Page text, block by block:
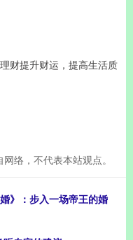
财提升财运，提高生活质
络，不代表本站观点。
》：步入一场帝王的婚